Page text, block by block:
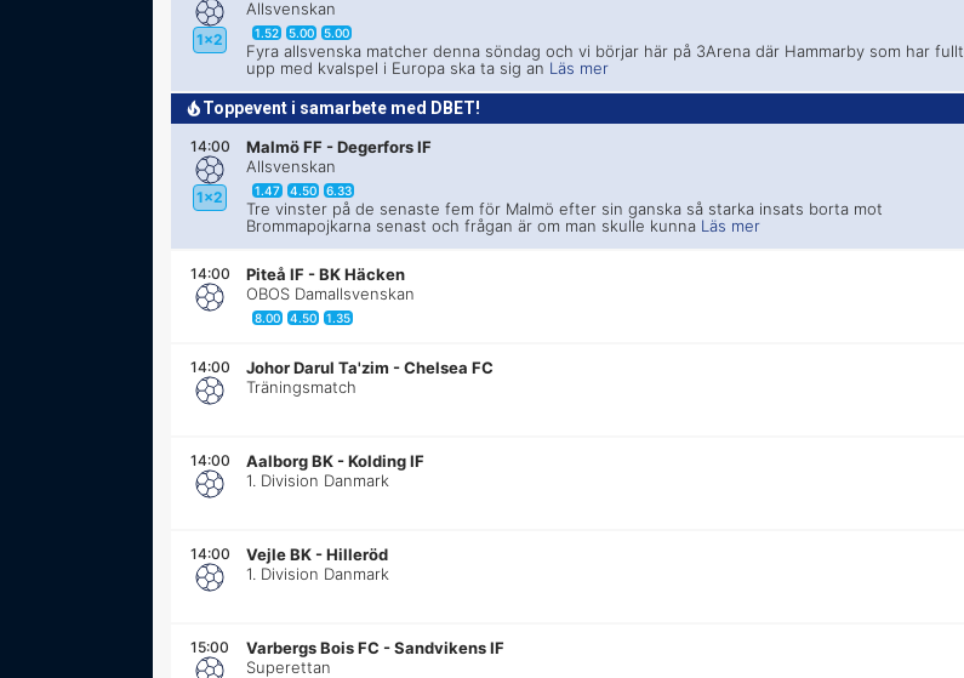
1x2
Allsvenskan
1.52 5.00 5.00
Fyra allsvenska matcher denna söndag och vi börjar här på 3Arena där Hammarby som har fullt
upp med kvalspel i Europa ska ta sig an Läs mer
Toppevent i samarbete med DBET!
14:00
1x2
Malmö FF -Degerfors IF
Allsvenskan
1.47 4.50 6.33
Tre vinster på de senaste fem för Malmö efter sin ganska så starka insats borta mot
Brommapojkarna senast och frågan är om man skulle kunna Läs mer
14:00 Piteå IF -BK Häcken
OBOS Damallsvenskan
8.00 4.50 1.35
14:00 Johor Darul Ta'zim -Chelsea FC
Träningsmatch
14:00 Aalborg BK -Kolding IF
1. Division Danmark
14:00 Vejle BK -Hilleröd
1. Division Danmark
15:00 Varbergs Bois FC -Sandvikens IF
Superettan